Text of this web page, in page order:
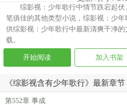
综影视：少年歌行中情节跌宕起
笔俱佳的其他类型小说，综影视：少
供综影视：少年歌行中最新清爽干净
载。
开始阅读 加入书架
《综影视含有少年歌行》最新章节
第552章 事成